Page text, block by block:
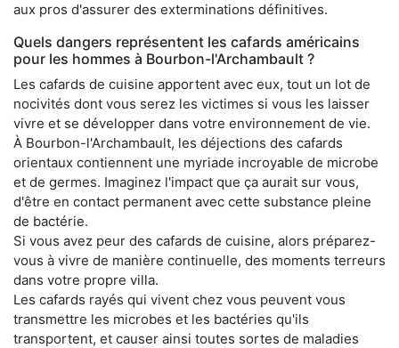
aux pros d'assurer des exterminations définitives.
Quels dangers représentent les cafards américains
pour les hommes à Bourbon-l'Archambault ?
Les cafards de cuisine apportent avec eux, tout un lot de
nocivités dont vous serez les victimes si vous les laisser
vivre et se développer dans votre environnement de vie.
À Bourbon-l'Archambault, les déjections des cafards
orientaux contiennent une myriade incroyable de microbe
et de germes. Imaginez l'impact que ça aurait sur vous,
d'être en contact permanent avec cette substance pleine
de bactérie.
Si vous avez peur des cafards de cuisine, alors préparez-
vous à vivre de manière continuelle, des moments terreurs
dans votre propre villa.
Les cafards rayés qui vivent chez vous peuvent vous
transmettre les microbes et les bactéries qu'ils
transportent, et causer ainsi toutes sortes de maladies